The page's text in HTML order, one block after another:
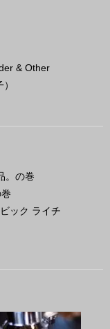
& Other
。の巻
ック ライチ